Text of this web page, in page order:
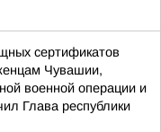
сертификатов
Чувашии,
военной операции и
Глава республики